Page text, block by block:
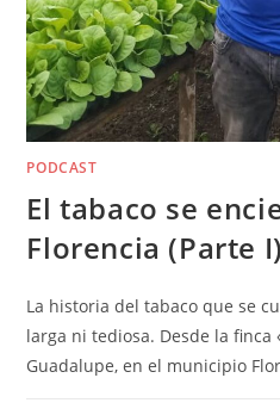
PODCAST
El tabaco se
Florencia (Parte I)
La historia del tabaco que se
larga ni tediosa. Desde la finca
Guadalupe, en el municipio